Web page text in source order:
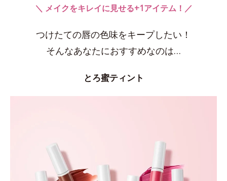
＼ メイクをキレイに見せる+1アイテム！／
つけたての唇の色味をキープしたい！
そんなあなたにおすすめなのは…
とろ蜜ティント